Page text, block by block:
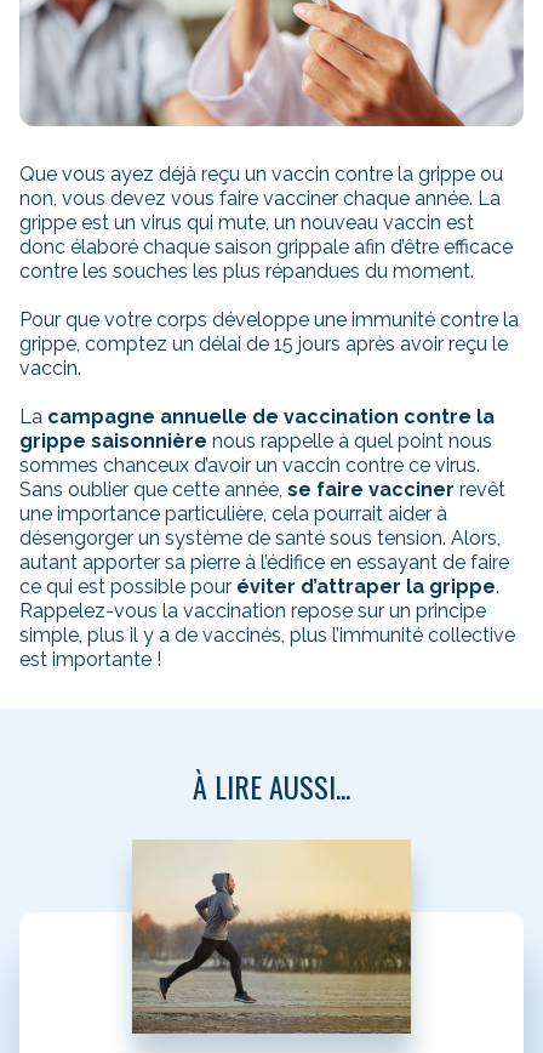
Que vous ayez déjà reçu un vaccin contre la grippe ou
non, vous devez vous faire vacciner chaque année. La
grippe est un virus qui mute, un nouveau vaccin est
donc élaboré chaque saison grippale afin d’être efficace
contre les souches les plus répandues du moment.
Pour que votre corps développe une immunité contre la
grippe, comptez un délai de 15 jours après avoir reçu le
vaccin.
La campagne annuelle de vaccination contre la
grippe saisonnière nous rappelle à quel point nous
sommes chanceux d’avoir un vaccin contre ce virus.
Sans oublier que cette année, se faire vacciner revêt
une importance particulière, cela pourrait aider à
désengorger un système de santé sous tension. Alors,
autant apporter sa pierre à l’édifice en essayant de faire
ce qui est possible pour éviter d’attraper la grippe.
Rappelez-vous la vaccination repose sur un principe
simple, plus il y a de vaccinés, plus l’immunité collective
est importante !
À LIRE AUSSI...